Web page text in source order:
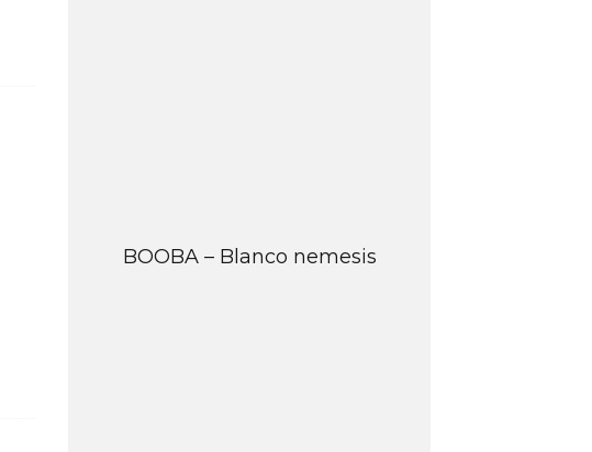
BOOBA – Blanco nemesis